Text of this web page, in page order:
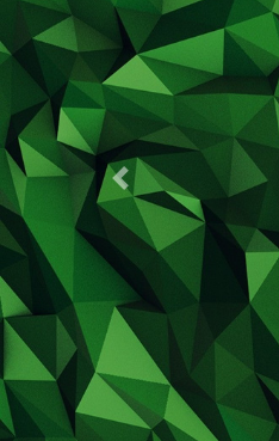
Предыдущая